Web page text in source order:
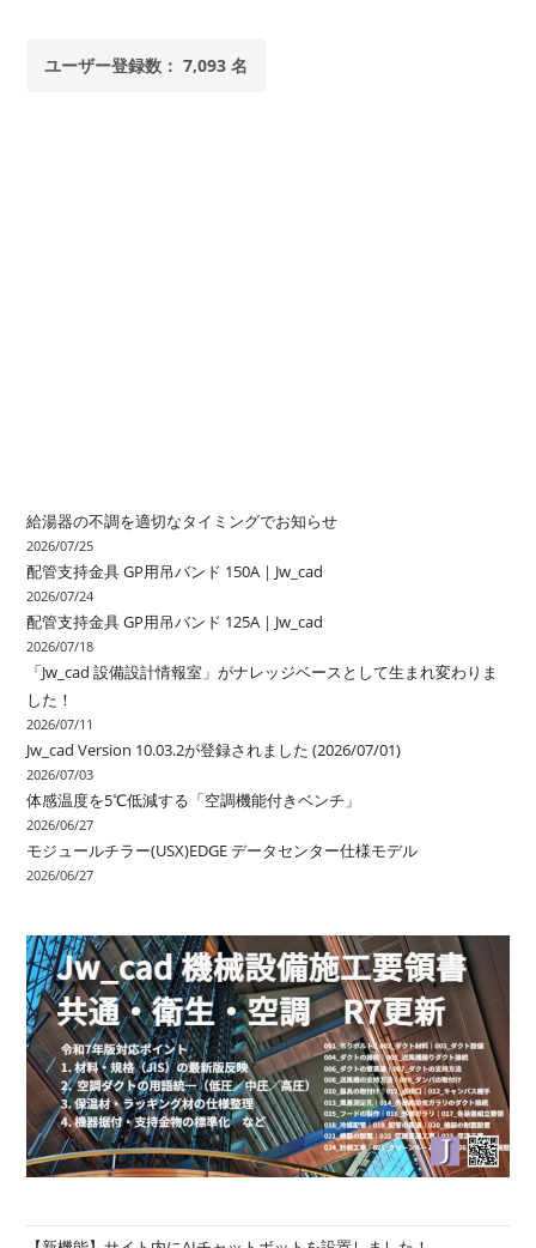
ユーザー登録数： 7,093 名
給湯器の不調を適切なタイミングでお知らせ
2026/07/25
配管支持金具 GP用吊バンド 150A｜Jw_cad
2026/07/24
配管支持金具 GP用吊バンド 125A｜Jw_cad
2026/07/18
「Jw_cad 設備設計情報室」がナレッジベースとして生まれ変わりま
した！
2026/07/11
Jw_cad Version 10.03.2が登録されました (2026/07/01)
2026/07/03
体感温度を5℃低減する「空調機能付きベンチ」
2026/06/27
モジュールチラー(USX)EDGE データセンター仕様モデル
2026/06/27